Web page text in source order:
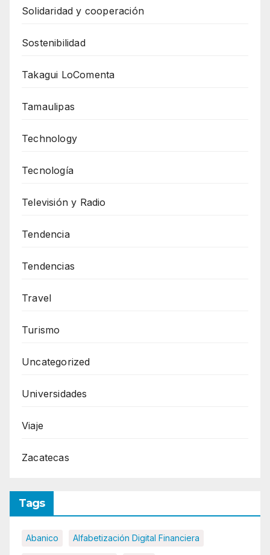
Solidaridad y cooperación
Sostenibilidad
Takagui LoComenta
Tamaulipas
Technology
Tecnología
Televisión y Radio
Tendencia
Tendencias
Travel
Turismo
Uncategorized
Universidades
Viaje
Zacatecas
Tags
Abanico Alfabetización Digital Financiera